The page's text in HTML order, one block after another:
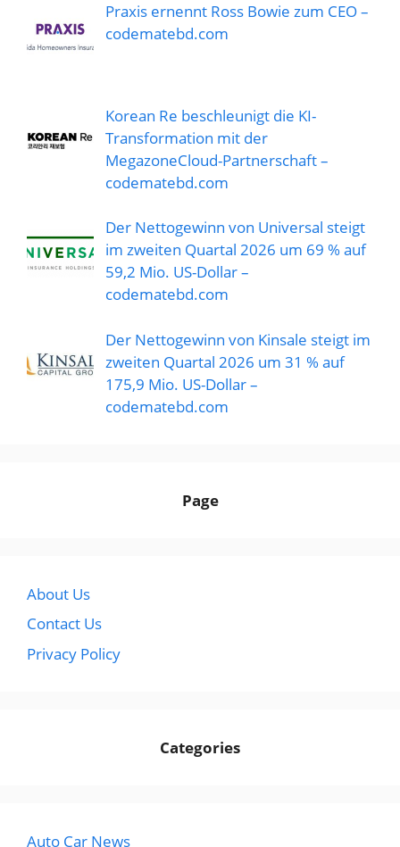
Praxis ernennt Ross Bowie zum CEO –
codematebd.com
Korean Re beschleunigt die KI-
Transformation mit der
MegazoneCloud-Partnerschaft –
codematebd.com
Der Nettogewinn von Universal steigt
im zweiten Quartal 2026 um 69 % auf
59,2 Mio. US-Dollar –
codematebd.com
Der Nettogewinn von Kinsale steigt im
zweiten Quartal 2026 um 31 % auf
175,9 Mio. US-Dollar –
codematebd.com
Page
About Us
Contact Us
Privacy Policy
Categories
Auto Car News